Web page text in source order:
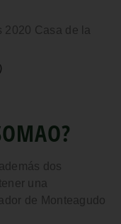
dos
una
de Monteagudo